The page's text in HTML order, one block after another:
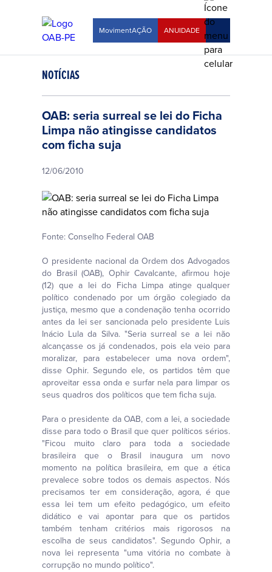
MovimentAÇÃO ANUIDADE
NOTÍCIAS
OAB: seria surreal se lei do Ficha
Limpa não atingisse candidatos
com ficha suja
12/06/2010
Fonte: Conselho Federal OAB
O presidente nacional da Ordem dos Advogados
do Brasil (OAB), Ophir Cavalcante, afirmou hoje
(12) que a lei do Ficha Limpa atinge qualquer
político condenado por um órgão colegiado da
justiça, mesmo que a condenação tenha ocorrido
antes da lei ser sancionada pelo presidente Luis
Inácio Lula da Silva. "Seria surreal se a lei não
alcançasse os já condenados, pois ela veio para
moralizar, para estabelecer uma nova ordem",
disse Ophir. Segundo ele, os partidos têm que
aproveitar essa onda e surfar nela para limpar os
seus quadros dos políticos que tem ficha suja.
Para o presidente da OAB, com a lei, a sociedade
disse para todo o Brasil que quer políticos sérios.
"Ficou muito claro para toda a sociedade
brasileira que o Brasil inaugura um novo
momento na política brasileira, em que a ética
prevalece sobre todos os demais aspectos. Nós
precisamos ter em consideração, agora, é que
essa lei tem um efeito pedagógico, um efeito
didático e vai apontar para que os partidos
também tenham critérios mais rigorosos na
escolha de seus candidatos". Segundo Ophir, a
nova lei representa "uma vitória no combate à
corrupção no mundo político".